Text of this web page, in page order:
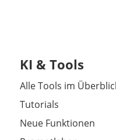
KI & Tools
Alle Tools im
Tutorials
Neue Funktionen